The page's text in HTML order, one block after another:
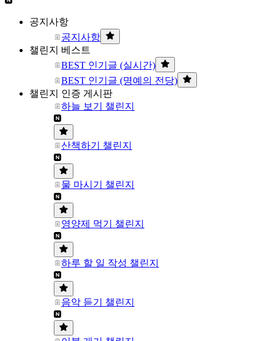
공지사항
공지사항
챌린지 베스트
BEST 인기글 (실시간)
BEST 인기글 (명예의 전당)
챌린지 인증 게시판
하늘 보기 챌린지
산책하기 챌린지
물 마시기 챌린지
영양제 먹기 챌린지
하루 할 일 작성 챌린지
음악 듣기 챌린지